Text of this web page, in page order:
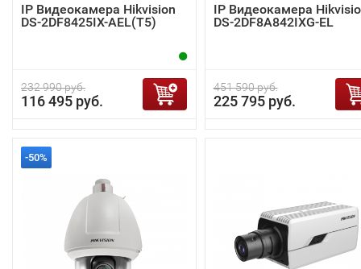
IP Видеокамера Hikvision
DS-2DF8425IX-AEL(T5)
232 990 руб.
116 495 руб.
IP Видеокамера
DS-2DF8A842IXG-EL
451 590 руб.
225 795 руб.
-50%